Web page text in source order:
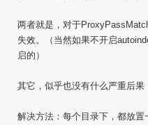
两者就是，对于
失效。（当然如果不开启
启的）
其它，似乎也没有什么严重后果
解决方法：每个目录下，都放